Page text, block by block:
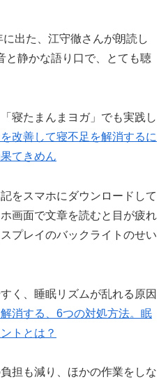
出た、江守徹さんが朗読し
と静かな語り口で、とても聴
寝たまんまヨガ」でも実践し
改善して寝不足を解消するに
てきめん
をスマホにダウンロードして
画面で文章を読むと目が疲れ
プレイのバックライトのせい
く、睡眠リズムが乱れる原因
消する、6つの対処方法。眠
トとは？
担も減り、ほかの作業をしな